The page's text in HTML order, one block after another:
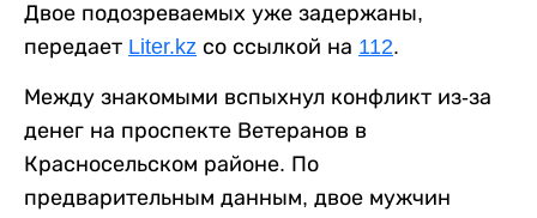
Двое подозреваемых уже задержаны,
передает Liter.kz со ссылкой на 112.
Между знакомыми вспыхнул конфликт из-за
денег на проспекте Ветеранов в
Красносельском районе. По
предварительным данным, двое мужчин